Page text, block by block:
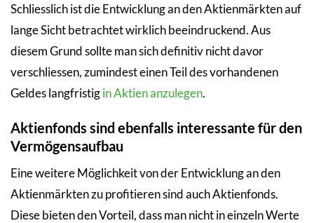
Schliesslich ist die Entwicklung an den Aktienmärkten auf
lange Sicht betrachtet wirklich beeindruckend. Aus
diesem Grund sollte man sich definitiv nicht davor
verschliessen, zumindest einen Teil des vorhandenen
Geldes langfristigin Aktien anzulegen.
Aktienfonds sind ebenfalls interessante für den
Vermögensaufbau
Eine weitere Möglichkeit von der Entwicklung an den
Aktienmärkten zu profitieren sind auch Aktienfonds.
Diese bieten den Vorteil, dass man nicht in einzeln Werte